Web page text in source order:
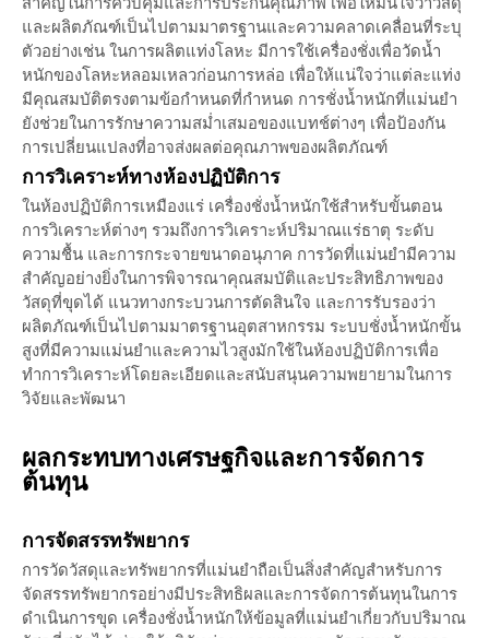
และผลิตภัณฑ์เป็นไปตามมาตรฐานและความคลาดเคลื่อนที่ระบุ
ตัวอย่างเช่น ในการผลิตแท่งโลหะ มีการใช้เครื่องชั่งเพื่อวัดน้ำ
หนักของโลหะหลอมเหลวก่อนการหล่อ เพื่อให้แน่ใจว่าแต่ละแท่ง
มีคุณสมบัติตรงตามข้อกำหนดที่กำหนด การชั่งน้ำหนักที่แม่นยำ
ยังช่วยในการรักษาความสม่ำเสมอของแบทช์ต่างๆ เพื่อป้องกัน
การเปลี่ยนแปลงที่อาจส่งผลต่อคุณภาพของผลิตภัณฑ์
การวิเคราะห์ทางห้องปฏิบัติการ
ในห้องปฏิบัติการเหมืองแร่ เครื่องชั่งน้ำหนักใช้สำหรับขั้นตอน
การวิเคราะห์ต่างๆ รวมถึงการวิเคราะห์ปริมาณแร่ธาตุ ระดับ
ความชื้น และการกระจายขนาดอนุภาค การวัดที่แม่นยำมีความ
สำคัญอย่างยิ่งในการพิจารณาคุณสมบัติและประสิทธิภาพของ
วัสดุที่ขุดได้ แนวทางกระบวนการตัดสินใจ และการรับรองว่า
ผลิตภัณฑ์เป็นไปตามมาตรฐานอุตสาหกรรม ระบบชั่งน้ำหนักขั้น
สูงที่มีความแม่นยำและความไวสูงมักใช้ในห้องปฏิบัติการเพื่อ
ทำการวิเคราะห์โดยละเอียดและสนับสนุนความพยายามในการ
วิจัยและพัฒนา
ผลกระทบทางเศรษฐกิจและการจัดการ
ต้นทุน
การจัดสรรทรัพยากร
การวัดวัสดุและทรัพยากรที่แม่นยำถือเป็นสิ่งสำคัญสำหรับการ
จัดสรรทรัพยากรอย่างมีประสิทธิผลและการจัดการต้นทุนในการ
ดำเนินการขุด เครื่องชั่งน้ำหนักให้ข้อมูลที่แม่นยำเกี่ยวกับปริมาณ